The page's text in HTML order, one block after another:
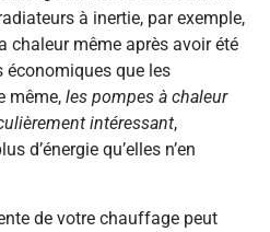
à inertie, par exemple,
chaleur même après avoir été
économiques que les
même, les pompes à chaleur
intéressant,
d’énergie qu’elles n’en
de votre chauffage peut